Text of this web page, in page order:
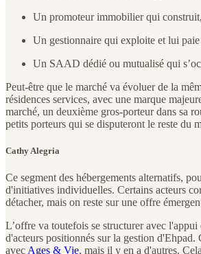
Un promoteur immobilier qui construit,
Un gestionnaire qui exploite et lui
Un SAAD dédié ou mutualisé qui
Peut-être que le marché va évoluer de la
résidences services, avec une marque
marché, un deuxième gros-porteur dans sa
petits porteurs qui se disputeront le reste du
Cathy Alegria
Ce segment des hébergements alternatifs,
d'initiatives individuelles. Certains acteurs
détacher, mais on reste sur une offre
L’offre va toutefois se structurer avec l'appui
d'acteurs positionnés sur la gestion d'Ehpad.
avec Ages & Vie, mais il y en a d'autres.